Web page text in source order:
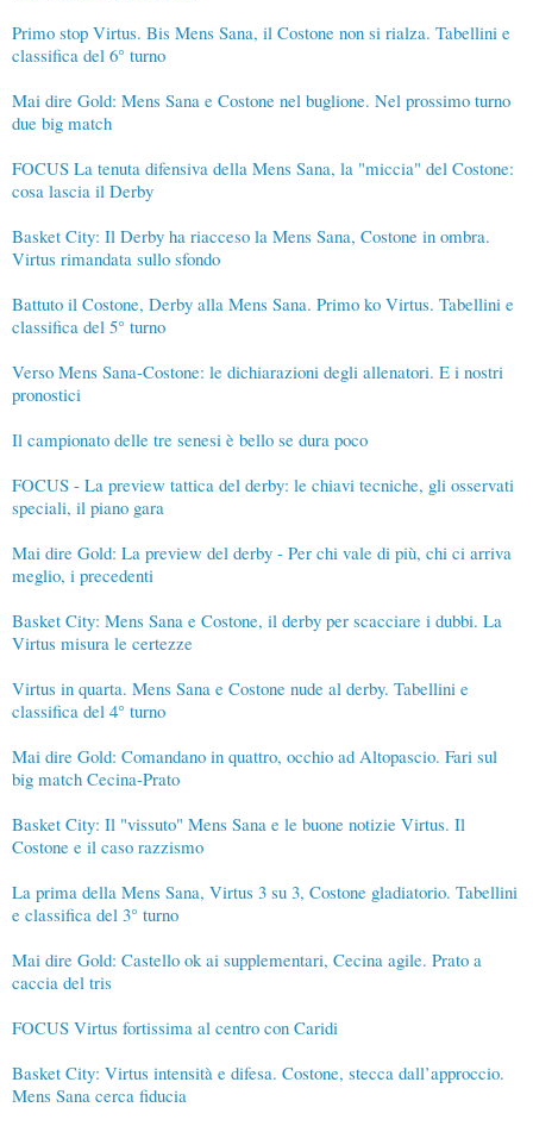
Primo stop Virtus. Bis Mens Sana, il Costone non si rialza. Tabellini e
classifica del 6° turno
Mai dire Gold: Mens Sana e Costone nel buglione. Nel prossimo turno
due big match
FOCUS La tenuta difensiva della Mens Sana, la "miccia" del Costone:
cosa lascia il Derby
Basket City: Il Derby ha riacceso la Mens Sana, Costone in ombra.
Virtus rimandata sullo sfondo
Battuto il Costone, Derby alla Mens Sana. Primo ko Virtus. Tabellini e
classifica del 5° turno
Verso Mens Sana-Costone: le dichiarazioni degli allenatori. E i nostri
pronostici
Il campionato delle tre senesi è bello se dura poco
FOCUS - La preview tattica del derby: le chiavi tecniche, gli osservati
speciali, il piano gara
Mai dire Gold: La preview del derby - Per chi vale di più, chi ci arriva
meglio, i precedenti
Basket City: Mens Sana e Costone, il derby per scacciare i dubbi. La
Virtus misura le certezze
Virtus in quarta. Mens Sana e Costone nude al derby. Tabellini e
classifica del 4° turno
Mai dire Gold: Comandano in quattro, occhio ad Altopascio. Fari sul
big match Cecina-Prato
Basket City: Il "vissuto" Mens Sana e le buone notizie Virtus. Il
Costone e il caso razzismo
La prima della Mens Sana, Virtus 3 su 3, Costone gladiatorio. Tabellini
e classifica del 3° turno
Mai dire Gold: Castello ok ai supplementari, Cecina agile. Prato a
caccia del tris
FOCUS Virtus fortissima al centro con Caridi
Basket City: Virtus intensità e difesa. Costone, stecca dall’approccio.
Mens Sana cerca fiducia